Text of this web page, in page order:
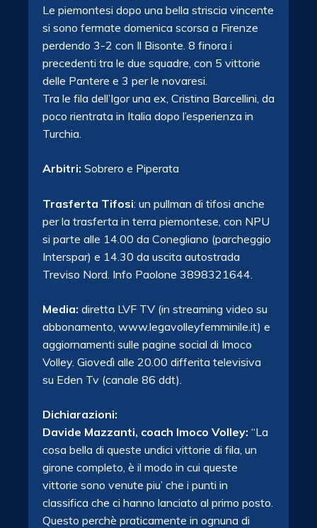
Le piemontesi dopo una bella striscia vincente
si sono fermate domenica scorsa a Firenze
perdendo 3-2 con Il Bisonte. 8 finora i
precedenti tra le due squadre, con 5 vittorie
delle Pantere e 3 per le novaresi.
Tra le fila dell’Igor una ex, Cristina Barcellini, da
poco rientrata in Italia dopo l’esperienza in
Turchia.
Arbitri: Sobrero e Piperata
Trasferta Tifosi: un pullman di tifosi anche
per la trasferta in terra piemontese, con NPU
si parte alle 14.00 da Conegliano (parcheggio
Interspar) e 14.30 da uscita autostrada
Treviso Nord. Info Paolone 3898321644.
Media: diretta LVF TV (in streaming video su
abbonamento, www.legavolleyfemminile.it) e
aggiornamenti sulle pagine social di Imoco
Volley. Giovedì alle 20.00 differita televisiva
su Eden Tv (canale 86 ddt).
Dichiarazioni:
Davide Mazzanti, coach Imoco Volley: “La
cosa bella di queste undici vittorie di fila, un
girone completo, è il modo in cui queste
vittorie sono venute piu’ che i punti in
classifica che ci hanno lanciato al primo posto.
Questo perchè praticamente in ognuna di